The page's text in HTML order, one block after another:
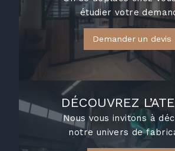
étudier votre
Demander un devis
DÉCOUVREZ
Nous vous invitons à
notre univers de